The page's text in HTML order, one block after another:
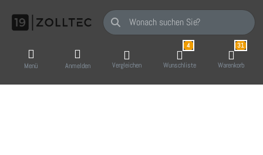
Geben Sie einen Suchbegriff ein. Während
Menü Anmelden Vergleichen
4
Wunschliste
31
Warenkorb